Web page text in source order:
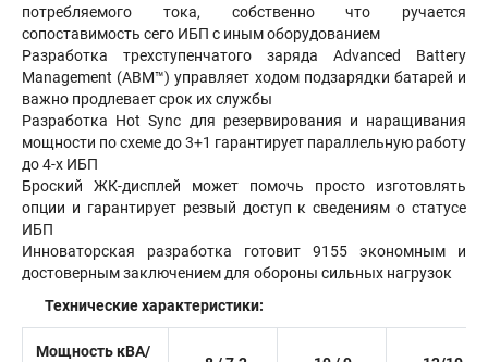
потребляемого тока, собственно что ручается
сопоставимость сего ИБП с иным оборудованием
Разработка трехступенчатого заряда Advanced Battery
Management (ABM™) управляет ходом подзарядки батарей и
важно продлевает срок их службы
Разработка Hot Sync для резервирования и наращивания
мощности по схеме до 3+1 гарантирует параллельную работу
до 4-х ИБП
Броский ЖК-дисплей может помочь просто изготовлять
опции и гарантирует резвый доступ к сведениям о статусе
ИБП
Инноваторская разработка готовит 9155 экономным и
достоверным заключением для обороны сильных нагрузок
Технические характеристики:
Мощность кВА/